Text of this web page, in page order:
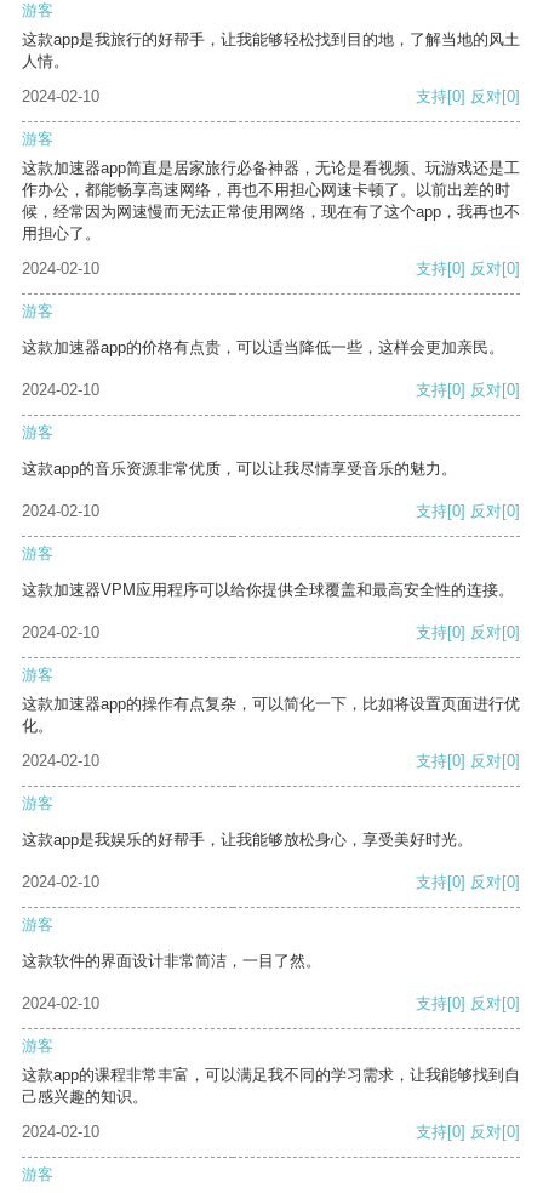
游客
这款app是我旅行的好帮手，让我能够轻松找到目的地，了解当地的风土
人情。
2024-02-10
支持[0] 反对[0]
游客
这款加速器app简直是居家旅行必备神器，无论是看视频、玩游戏还是工
作办公，都能畅享高速网络，再也不用担心网速卡顿了。以前出差的时
候，经常因为网速慢而无法正常使用网络，现在有了这个app，我再也不
用担心了。
2024-02-10
支持[0] 反对[0]
游客
这款加速器app的价格有点贵，可以适当降低一些，这样会更加亲民。
2024-02-10 支持[0] 反对[0]
游客
这款app的音乐资源非常优质，可以让我尽情享受音乐的魅力。
2024-02-10 支持[0] 反对[0]
游客
这款加速器VPM应用程序可以给你提供全球覆盖和最高安全性的连接。
2024-02-10 支持[0] 反对[0]
游客
这款加速器app的操作有点复杂，可以简化一下，比如将设置页面进行优
化。
2024-02-10
支持[0] 反对[0]
游客
这款app是我娱乐的好帮手，让我能够放松身心，享受美好时光。
2024-02-10 支持[0] 反对[0]
游客
这款软件的界面设计非常简洁，一目了然。
2024-02-10 支持[0] 反对[0]
游客
这款app的课程非常丰富，可以满足我不同的学习需求，让我能够找到自
己感兴趣的知识。
2024-02-10
支持[0] 反对[0]
游客